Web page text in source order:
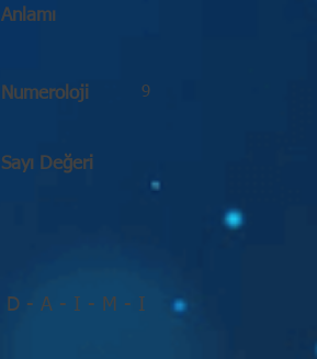
Anlamı
Numeroloji 9
Sayı Değeri
D - A - I - M - I